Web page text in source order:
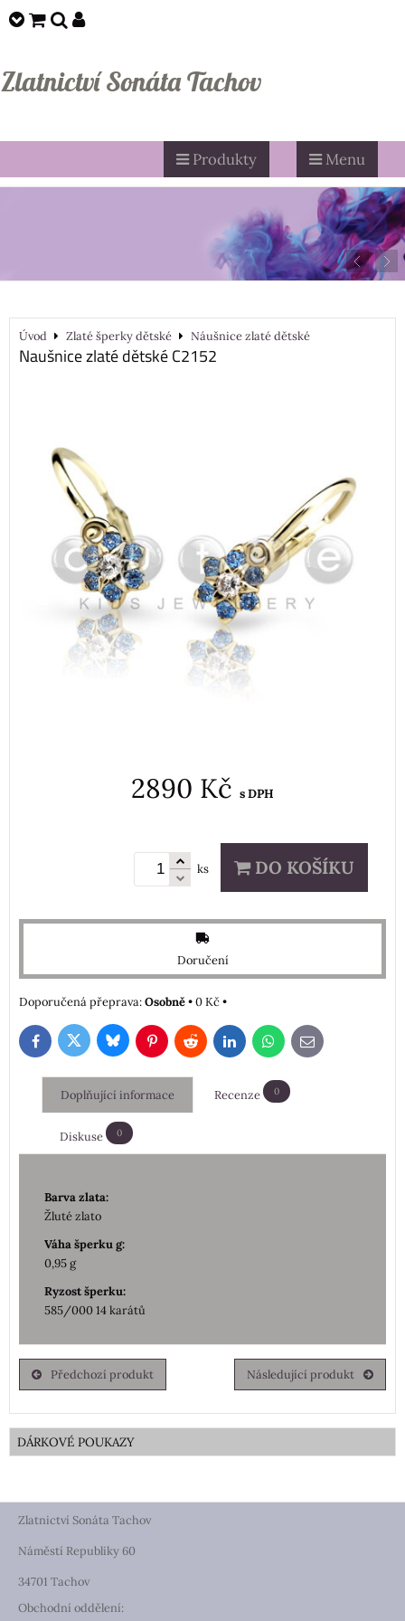
Zlatnictví Sonáta Tachov
Produkty Menu
Úvod Zlaté šperky dětské Náušnice zlaté dětské
Naušnice zlaté dětské C2152
2890 Kč s DPH
ks DO KOŠÍKU
Doručení
Osobně•0 Kč•
FacebookTwitterBlueskyPinterestRedditLinkedInWhatsApp
E-
mail
Doplňující informace Recenze 0
Diskuse 0
Barva zlata:
Žluté zlato
Váha šperku g:
0,95 g
Ryzost šperku:
585/000 14 karátů
Předchozí produkt Následující produkt
DÁRKOVÉ POUKAZY
Zlatnictví Sonáta Tachov
Náměstí Republiky 60
34701 Tachov
Obchodní oddělení: